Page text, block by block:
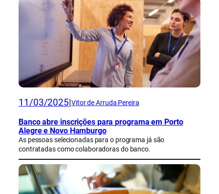
11/03/2025 Vitor de Arruda Pereira
Banco abre inscrições para programa em Porto
Alegre e Novo Hamburgo
As pessoas selecionadas para o programa já são
contratadas como colaboradoras do banco.